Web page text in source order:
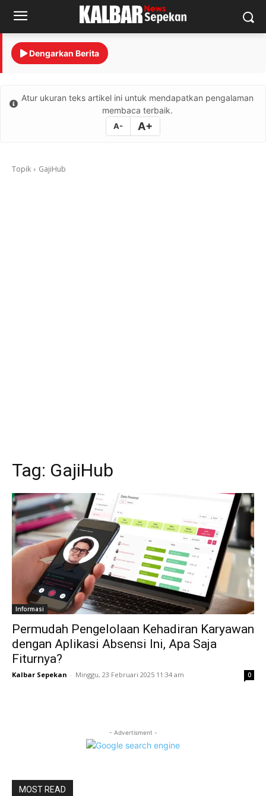
Dengarkan Berita
Atur ukuran teks artikel ini untuk mendapatkan pengalaman
membaca terbaik.
A- A+
Topik GajiHub
Tag: GajiHub
Informasi
Permudah Pengelolaan Kehadiran Karyawan
dengan Aplikasi Absensi Ini, Apa Saja
Fiturnya?
Kalbar Sepekan - Minggu, 23 Februari 2025 11:34 am 0
- Advertisment -
MOST READ